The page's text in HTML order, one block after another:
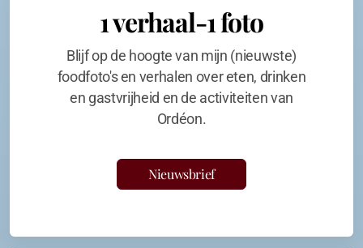
1 verhaal-1 foto
Blijf op de hoogte van mijn (nieuwste)
foodfoto's en verhalen over eten, drinken
en gastvrijheid en de activiteiten van
Ordéon.
Nieuwsbrief